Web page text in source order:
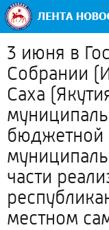
3 июня в
Собрании
Саха
бюджетной
части
местном